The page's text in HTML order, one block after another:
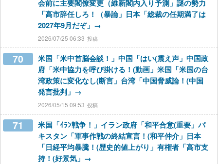
会前に主要閣僚変更（維新閣内入り予測」謎の勢力
「高市辞任しろ！（暴論」日本「総裁の任期満了は
2027年9月だぞ」→
2026/07/25 06:33
70
米国「米中首脳会談！」中国「はい(震え声」中国政
府「米中協力を呼び掛ける！(動画」米国「米国の台
湾政策に変化なし(断言」台湾「中国脅威論！(中国
発言批判」→
2026/05/15 09:53
71
米国「ｲﾗﾝ戦争！」イラン政府「和平合意(重要」パ
キスタン「軍事作戦の終結宣言！(和平仲介」日本
「日経平均暴騰！(歴史的値上がり」有権者「高市支
持！(好景気」→